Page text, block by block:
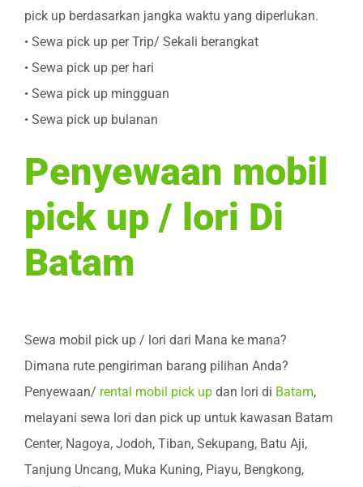
pick up berdasarkan jangka waktu yang diperlukan.
• Sewa pick up per Trip/ Sekali berangkat
• Sewa pick up per hari
• Sewa pick up mingguan
• Sewa pick up bulanan
Penyewaan mobil
pick up / lori Di
Batam
Sewa mobil pick up / lori dari Mana ke mana?
Dimana rute pengiriman barang pilihan Anda?
Penyewaan/ rental mobil pick up dan lori di Batam,
melayani sewa lori dan pick up untuk kawasan Batam
Center, Nagoya, Jodoh, Tiban, Sekupang, Batu Aji,
Tanjung Uncang, Muka Kuning, Piayu, Bengkong,